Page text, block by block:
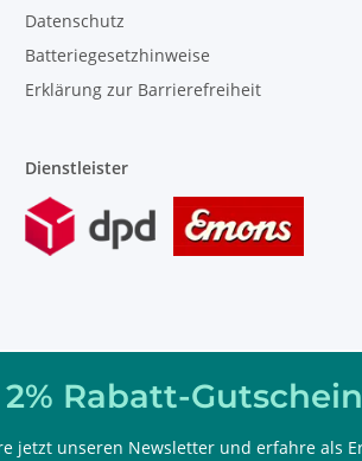
2% Rabatt-
jetzt unseren Newsletter und erfahre als
Datenschutz
Batteriegesetzhinweise
Erklärung zur Barrierefreiheit
Dienstleister
Rabattaktionen kombinierbar, nur im Onlineshop